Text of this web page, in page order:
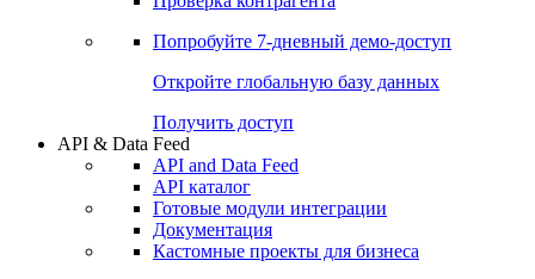
Попробуйте 7-дневный демо-доступ
Откройте глобальную базу данных
Получить доступ
API & Data Feed
API and Data Feed
API каталог
Готовые модули интеграции
Документация
Кастомные проекты для бизнеса